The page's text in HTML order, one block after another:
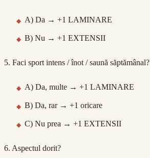
A) Da → +1 LAMINARE
B) Nu → +1 EXTENSII
5. Faci sport intens / înot / saună săptămânal?
A) Da, multe → +1 LAMINARE
B) Da, rar → +1 oricare
C) Nu prea → +1 EXTENSII
6. Aspectul dorit?